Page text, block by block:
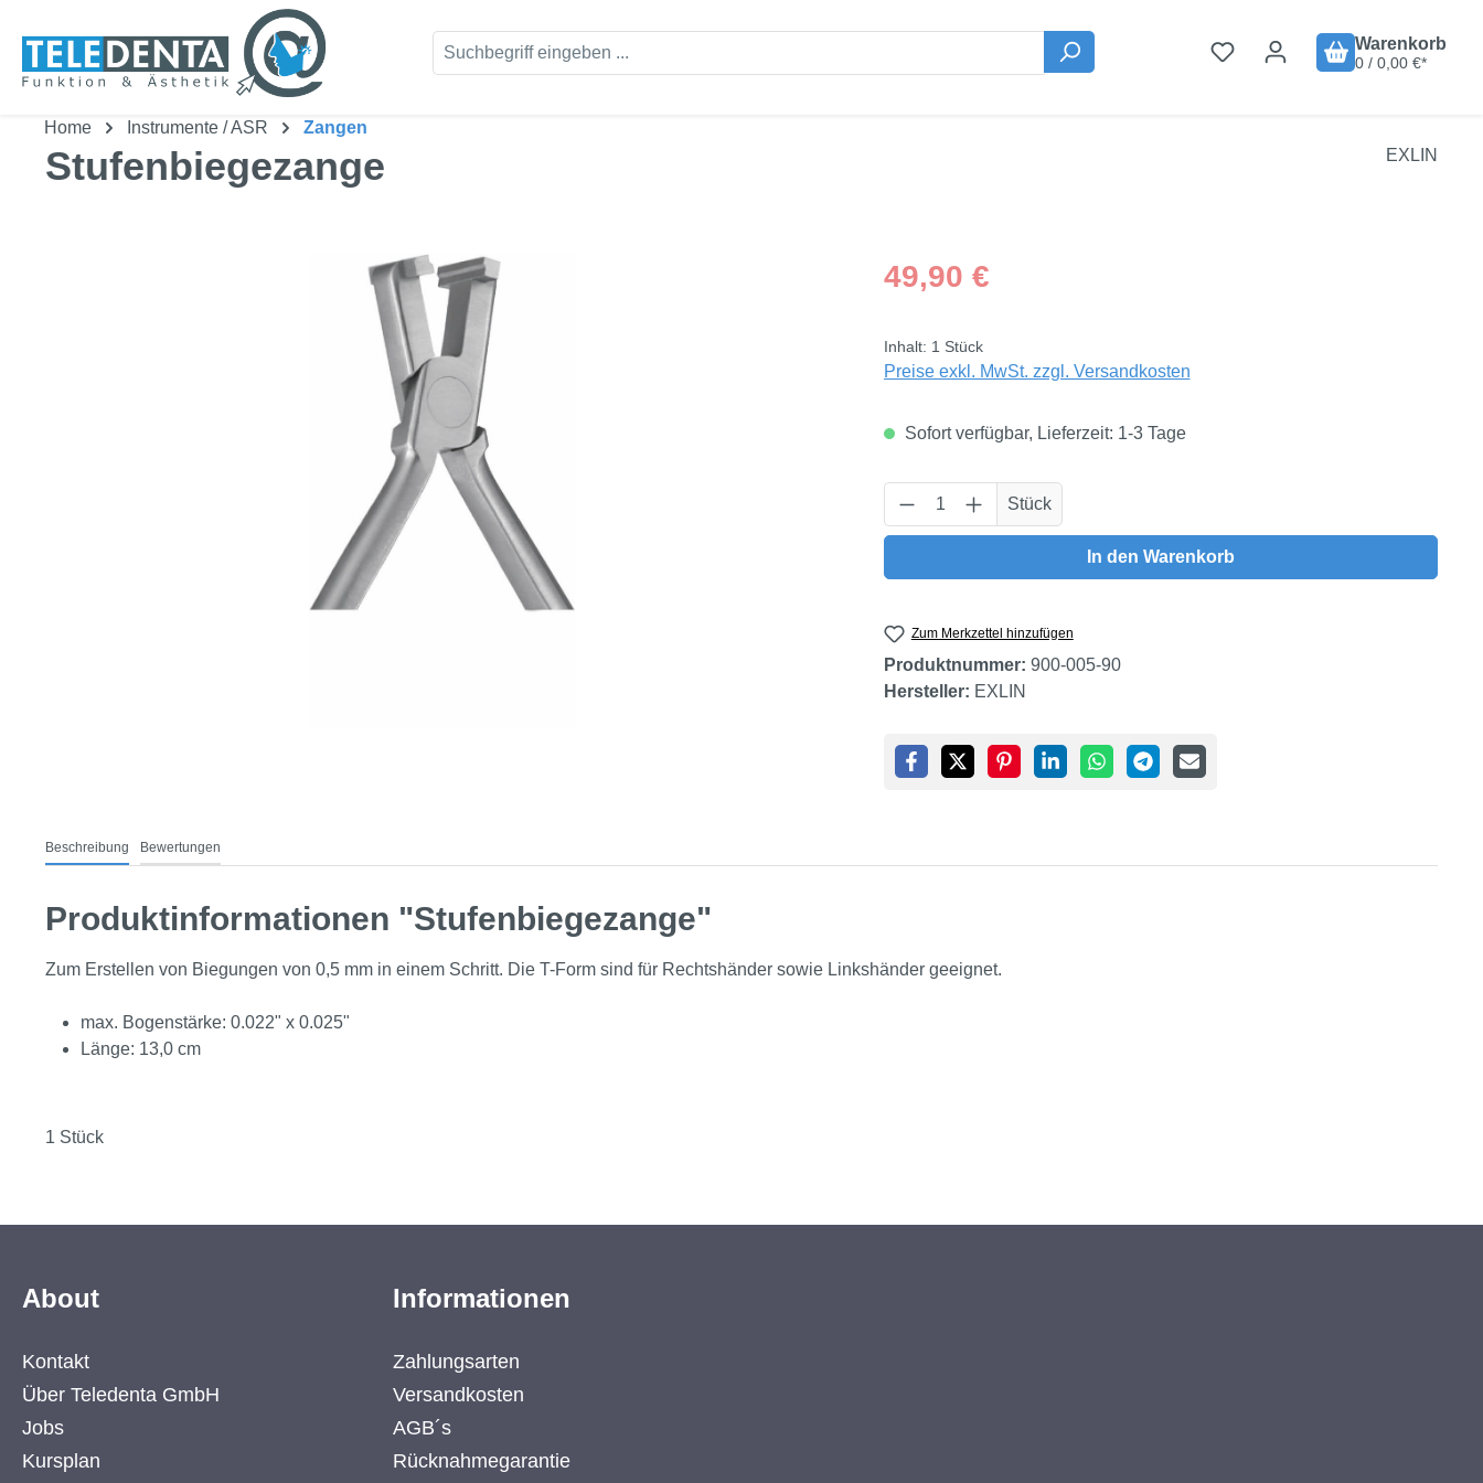
Warenkorb
0 / 0,00 €*
Home Instrumente / ASR Zangen
Stufenbiegezange EXLIN
Regulärer Preis:
49,90 €
Inhalt: 1 Stück
Preise exkl. MwSt. zzgl. Versandkosten
Sofort verfügbar, Lieferzeit: 1-3 Tage
Produkt Anzahl: Gib den gewünschten Wert ein
Stück
In den Warenkorb
Zum Merkzettel hinzufügen
Produktnummer: 900-005-90
Hersteller: EXLIN
Beschreibung Bewertungen
Produktinformationen "Stufenbiegezange"
Zum Erstellen von Biegungen von 0,5 mm in einem Schritt. Die T-Form sind für Rechtshänder sowie Linkshänder geeignet.
max. Bogenstärke: 0.022" x 0.025"
Länge: 13,0 cm
1 Stück
About
Kontakt
Über Teledenta GmbH
Jobs
Kursplan
Informationen
Zahlungsarten
Versandkosten
AGB´s
Rücknahmegarantie